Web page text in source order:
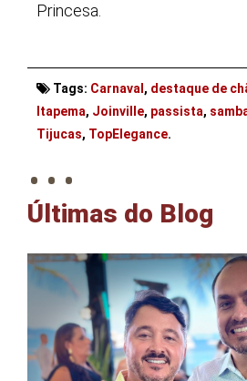
Princesa.
Tags: Carnaval , destaque de
Itapema, Joinville, passista,
Tijucas, TopElegance.
. . .
Últimas do Blog